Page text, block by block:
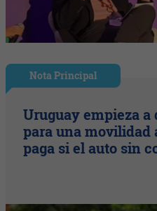
Nota Principal
Uruguay empieza
para una movilidad
paga si el auto sin